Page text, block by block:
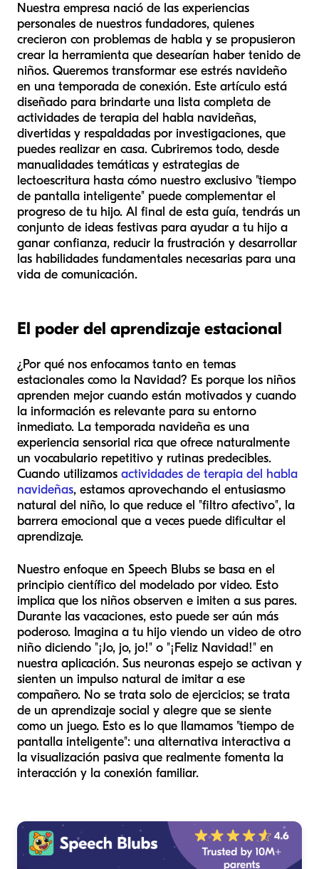
Nuestra empresa nació de las experiencias
personales de nuestros fundadores, quienes
crecieron con problemas de habla y se propusieron
crear la herramienta que desearían haber tenido de
niños. Queremos transformar ese estrés navideño
en una temporada de conexión. Este artículo está
diseñado para brindarte una lista completa de
actividades de terapia del habla navideñas,
divertidas y respaldadas por investigaciones, que
puedes realizar en casa. Cubriremos todo, desde
manualidades temáticas y estrategias de
lectoescritura hasta cómo nuestro exclusivo "tiempo
de pantalla inteligente" puede complementar el
progreso de tu hijo. Al final de esta guía, tendrás un
conjunto de ideas festivas para ayudar a tu hijo a
ganar confianza, reducir la frustración y desarrollar
las habilidades fundamentales necesarias para una
vida de comunicación.
El poder del aprendizaje estacional
¿Por qué nos enfocamos tanto en temas
estacionales como la Navidad? Es porque los niños
aprenden mejor cuando están motivados y cuando
la información es relevante para su entorno
inmediato. La temporada navideña es una
experiencia sensorial rica que ofrece naturalmente
un vocabulario repetitivo y rutinas predecibles.
Cuando utilizamos actividades de terapia del habla
navideñas, estamos aprovechando el entusiasmo
natural del niño, lo que reduce el "filtro afectivo", la
barrera emocional que a veces puede dificultar el
aprendizaje.
Nuestro enfoque en Speech Blubs se basa en el
principio científico del modelado por video. Esto
implica que los niños observen e imiten a sus pares.
Durante las vacaciones, esto puede ser aún más
poderoso. Imagina a tu hijo viendo un video de otro
niño diciendo "¡Jo, jo, jo!" o "¡Feliz Navidad!" en
nuestra aplicación. Sus neuronas espejo se activan y
sienten un impulso natural de imitar a ese
compañero. No se trata solo de ejercicios; se trata
de un aprendizaje social y alegre que se siente
como un juego. Esto es lo que llamamos "tiempo de
pantalla inteligente": una alternativa interactiva a
la visualización pasiva que realmente fomenta la
interacción y la conexión familiar.